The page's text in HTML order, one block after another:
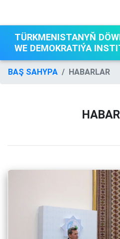
TÜRKMENISTANYŇ
WE DEMOKRATIÝA
BAŞ SAHYPA HABARLAR